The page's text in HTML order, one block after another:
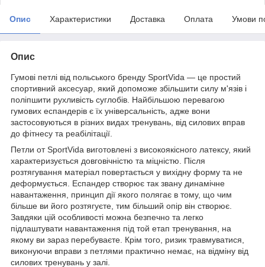
Опис Характеристики Доставка Оплата Умови
Опис
Гумові петлі від польського бренду SportVida — це простий
спортивний аксесуар, який допоможе збільшити силу м'язів і
поліпшити рухливість суглобів. Найбільшою перевагою
гумових еспандерів є їх універсальність, адже вони
застосовуються в різних видах тренувань, від силових вправ
до фітнесу та реабілітації.
Петли отSportVida виготовлені з високоякісного латексу, який
характеризується довговічністю та міцністю. Після
розтягування матеріал повертається у вихідну форму та не
деформується. Еспандер створює так звану динамічне
навантаження, принцип дії якого полягає в тому, що чим
більше ви його розтягуєте, тим більший опір він створює.
Завдяки цій особливості можна безпечно та легко
підлаштувати навантаження під той етап тренування, на
якому ви зараз перебуваєте. Крім того, ризик травмуватися,
виконуючи вправи з петлями практично немає, на відміну від
силових тренувань у залі.